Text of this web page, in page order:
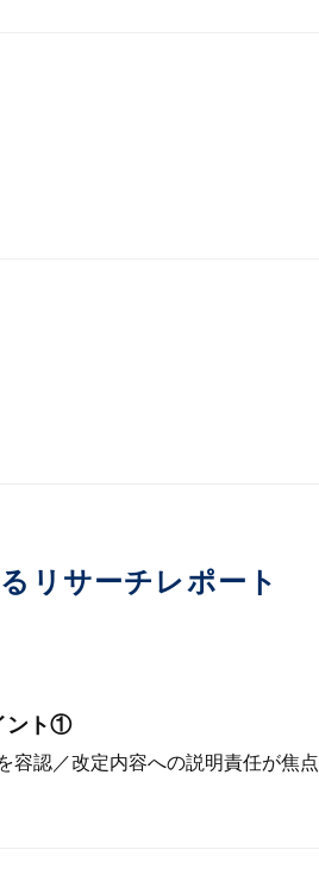
リサーチレポート
ント①
容認／改定内容への説明責任が焦点